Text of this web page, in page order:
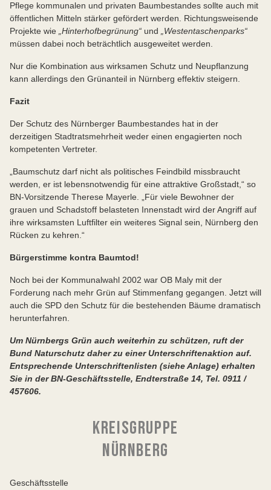
Pflege kommunalen und privaten Baumbestandes sollte auch mit
öffentlichen Mitteln stärker gefördert werden. Richtungsweisende
Projekte wie „Hinterhofbegrünung“ und
„Westentaschenparks“
müssen dabei noch beträchtlich ausgeweitet werden.
Nur die Kombination aus wirksamen Schutz und Neupflanzung
kann allerdings den Grünanteil in Nürnberg effektiv steigern.
Fazit
Der Schutz des Nürnberger Baumbestandes hat in der
derzeitigen Stadtratsmehrheit weder einen engagierten noch
kompetenten Vertreter.
„Baumschutz darf nicht als politisches Feindbild missbraucht
werden, er ist lebensnotwendig für eine attraktive Großstadt,“ so
BN-Vorsitzende Therese Mayerle. „Für viele Bewohner der
grauen und Schadstoff belasteten Innenstadt wird der Angriff auf
ihre wirksamsten Luftfilter ein weiteres Signal sein, Nürnberg den
Rücken zu kehren.“
Bürgerstimme kontra Baumtod!
Noch bei der Kommunalwahl 2002 war OB Maly mit der
Forderung nach mehr Grün auf Stimmenfang gegangen. Jetzt will
auch die SPD den Schutz für die bestehenden Bäume dramatisch
herunterfahren.
Um Nürnbergs Grün auch weiterhin zu schützen, ruft der
Bund Naturschutz daher zu einer Unterschriftenaktion auf.
Entsprechende Unterschriftenlisten (siehe Anlage) erhalten
Sie in der BN-Geschäftsstelle, Endterstraße 14, Tel. 0911 /
457606.
KREISGRUPPE
NÜRNBERG
Geschäftsstelle